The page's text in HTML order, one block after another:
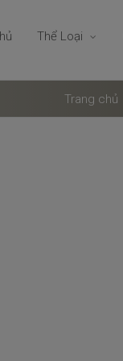
Thể Loại
Trang chủ